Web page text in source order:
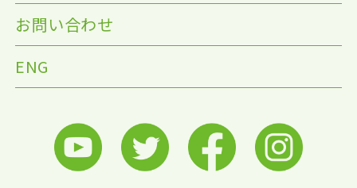
お問い合わせ
ENG